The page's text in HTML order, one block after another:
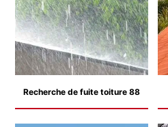
Recherche de fuite toiture 88